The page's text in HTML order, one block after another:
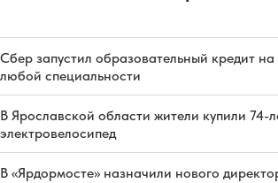
Сбер запустил образовательный кредит
любой специальности
В Ярославской области жители купили 74-
электровелосипед
В «Ярдормосте» назначили нового